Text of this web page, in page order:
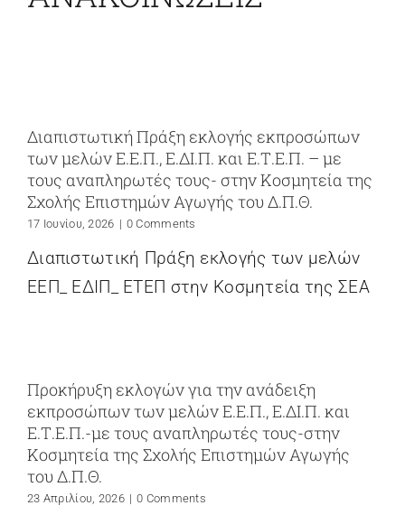
Διαπιστωτική Πράξη εκλογής εκπροσώπων
των μελών Ε.Ε.Π., Ε.ΔΙ.Π. και Ε.Τ.Ε.Π. – με
τους αναπληρωτές τους- στην Κοσμητεία της
Σχολής Επιστημών Αγωγής του Δ.Π.Θ.
17 Ιουνίου, 2026 | 0 Comments
Διαπιστωτική Πράξη εκλογής των μελών
ΕΕΠ_ ΕΔΙΠ_ ΕΤΕΠ στην Κοσμητεία της ΣΕΑ
Προκήρυξη εκλογών για την ανάδειξη
εκπροσώπων των μελών Ε.Ε.Π., Ε.ΔΙ.Π. και
Ε.Τ.Ε.Π.-με τους αναπληρωτές τους-στην
Κοσμητεία της Σχολής Επιστημών Αγωγής
του Δ.Π.Θ.
23 Απριλίου, 2026 | 0 Comments